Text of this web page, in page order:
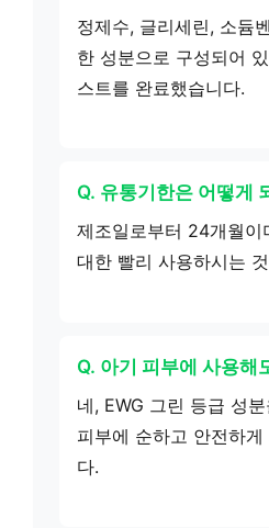
정제수, 글리세린, 소듐
한 성분으로 구성되어
스트를 완료했습니다.
Q. 유통기한은 어떻게
제조일로부터 24개월이
대한 빨리 사용하시는
Q. 아기 피부에 사용해
네, EWG 그린 등급 성
피부에 순하고 안전하
다.